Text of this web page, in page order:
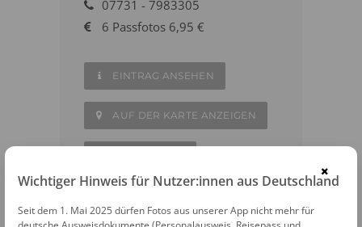
07731 - 7983305
6 Passfotos 6,95 €
EINTRAG ANSEHEN
AUF DER KARTE ANZEIGEN
×
Wichtiger Hinweis für Nutzer:innen aus Deutschland
Seit dem 1. Mai 2025 dürfen Fotos aus unserer App nicht mehr für